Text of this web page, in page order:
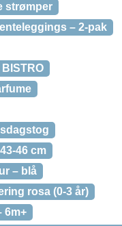
strømper
– 2-pak
46 cm
– blå
rosa (0-3 år)
6m+